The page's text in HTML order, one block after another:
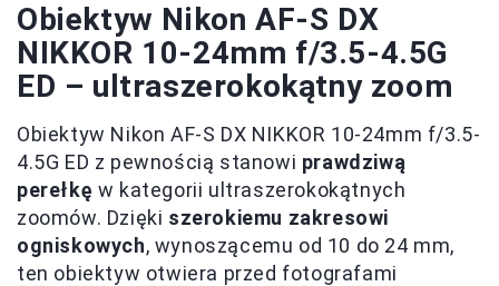
Obiektyw Nikon AF-S DX
NIKKOR 10-24mm f/3.5-4.5G
ED – ultraszerokokątny zoom
Obiektyw Nikon AF-S DX NIKKOR 10-24mm f/3.5-
4.5G ED z pewnością stanowi prawdziwą
perełkę w kategorii ultraszerokokątnych
zoomów. Dzięki szerokiemu zakresowi
ogniskowych, wynoszącemu od 10 do 24 mm,
ten obiektyw otwiera przed fotografami